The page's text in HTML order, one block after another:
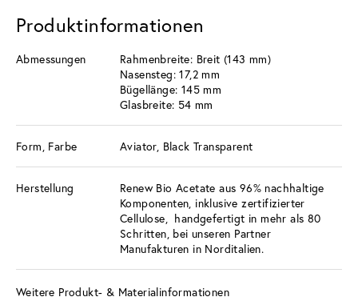
Produktinformationen
Abmessungen
Rahmenbreite: Breit (143 mm)
Nasensteg: 17,2 mm
Bügellänge: 145 mm
Glasbreite: 54 mm
Form, Farbe Aviator, Black Transparent
Herstellung
Renew Bio Acetate aus 96% nachhaltige
Komponenten, inklusive zertifizierter
Cellulose, handgefertigt in mehr als 80
Schritten, bei unseren Partner
Manufakturen in Norditalien.
Weitere Produkt- & Materialinformationen